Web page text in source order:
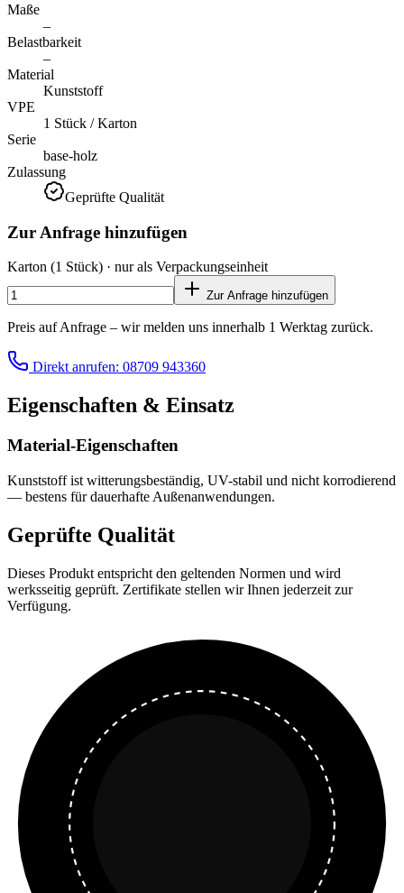
Maße
–
Belastbarkeit
–
Material
Kunststoff
VPE
1 Stück / Karton
Serie
base-holz
Zulassung
Geprüfte Qualität
Zur Anfrage hinzufügen
Karton (1 Stück) · nur als Verpackungseinheit
Zur Anfrage hinzufügen
Preis auf Anfrage – wir melden uns innerhalb 1 Werktag zurück.
Direkt anrufen: 08709 943360
Eigenschaften & Einsatz
Material-Eigenschaften
Kunststoff ist witterungsbeständig, UV-stabil und nicht korrodierend
— bestens für dauerhafte Außenanwendungen.
Geprüfte Qualität
Dieses Produkt entspricht den geltenden Normen und wird
werksseitig geprüft. Zertifikate stellen wir Ihnen jederzeit zur
Verfügung.